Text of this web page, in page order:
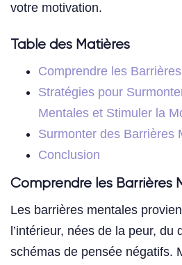
votre motivation.
Table des Matières
Comprendre les
Stratégies pour
Mentales et Stimuler la
Surmonter des Barrières
Conclusion
Comprendre les Barrières
Les barrières mentales
l’intérieur, nées de la peur, du
schémas de pensée négatifs.